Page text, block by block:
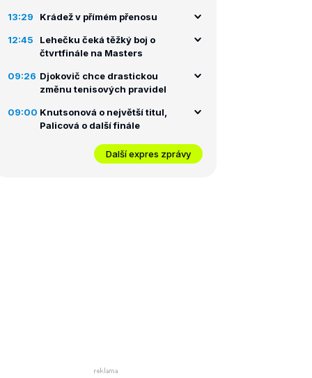
13:29 Krádež v přímém přenosu
12:45
Lehečku čeká těžký boj o
čtvrtfinále na Masters
09:26 Djokovič chce drastickou
změnu tenisových pravidel
09:00 Knutsonová o největší titul,
Palicová o další finále
Další expres zprávy